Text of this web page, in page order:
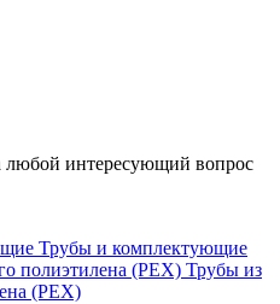
любой интересующий вопрос
Трубы и комплектующие
Трубы из
(PEX)